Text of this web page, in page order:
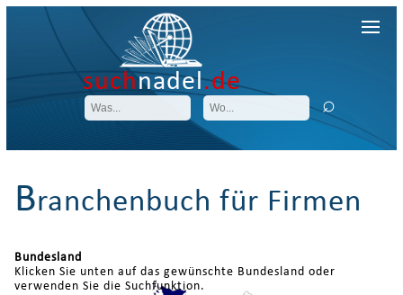
suchnadel.de
Branchenbuch für Firmen
Bundesland
Klicken Sie unten auf das gewünschte Bundesland oder
verwenden Sie die Suchfunktion.